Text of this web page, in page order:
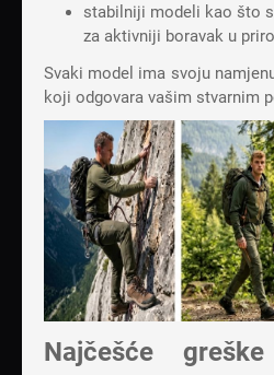
stabilniji modeli kao što
za aktivniji boravak u
Svaki model ima svoju
koji odgovara vašim stvarnim
Najčešće